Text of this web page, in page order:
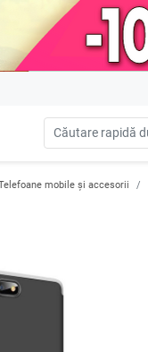
mobile și accesorii